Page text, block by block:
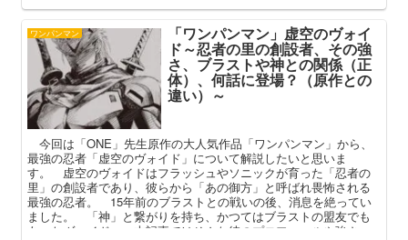
ワンパンマン 「ワンパンマン」虚空のヴォイ
ド～忍者の里の創設者、その強
さ、ブラストや神との関係（正
体）、何話に登場？（原作との
違い）～
今回は「ONE」先生原作の大人気作品「ワンパンマン」から、
最強の忍者「虚空のヴォイド」について解説したいと思いま
す。 虚空のヴォイドはフラッシュやソニックが育った「忍者の
里」の創設者であり、彼らから「あの御方」と呼ばれ畏怖される
最強の忍者。 15年前のブラストとの戦いの後、消息を絶ってい
ました。 「神」と繋がりを持ち、かつてはブラストの盟友でも
あったヴォイド。 本記事ではそんな彼のプロフィールや強さ、